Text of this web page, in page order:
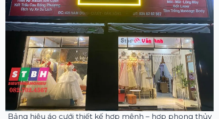
Bảng hiệu áo cưới thiết kế hợp mệnh – hợp phong thủy